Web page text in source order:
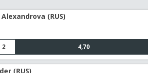
(RUS)
4,70
2
(RUS)